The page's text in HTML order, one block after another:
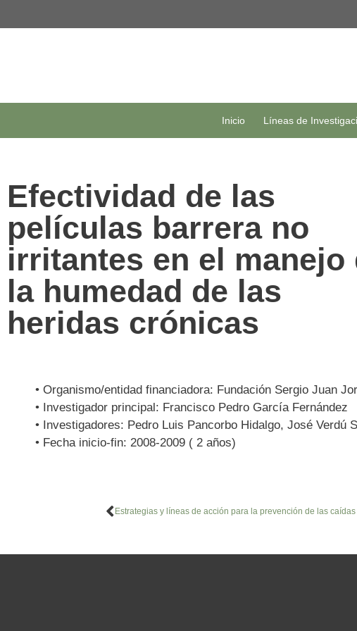
Inicio Líneas de
Efectividad de las
películas barrera no
irritantes en el manejo
la humedad de las
heridas crónicas
• Organismo/entidad financiadora: Fundación Sergio Juan
• Investigador principal: Francisco Pedro García Fernández
• Investigadores: Pedro Luis Pancorbo Hidalgo, José Verdú
• Fecha inicio-fin: 2008-2009 ( 2 años)